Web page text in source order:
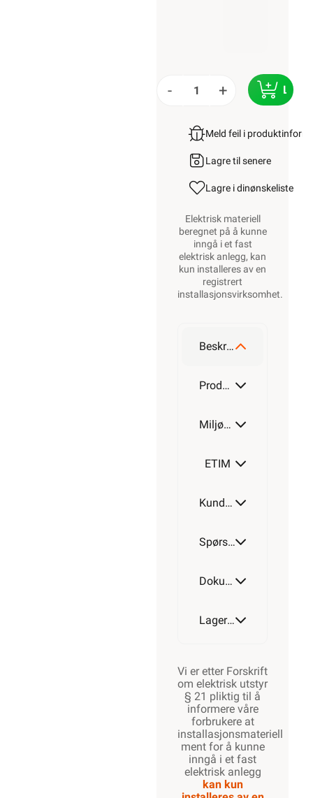
- +
Meld feil i
Lagre til senere
Lagre i dinønskeliste
Elektrisk materiell
beregnet på å kunne
inngå i et fast
elektrisk anlegg, kan
kun installeres av en
registrert
installasjonsvirksomhet.
Beskrivelse
Produktdetaljer
Miljøparametere
ETIM
Kundeomtale
Spørsmål og svar
Dokumentasjon
Lagerstatus
Vi er etter Forskrift
om elektrisk utstyr
§ 21 pliktig til å
informere våre
forbrukere at
installasjonsmateriell
ment for å kunne
inngå i et fast
elektrisk anlegg
kan kun